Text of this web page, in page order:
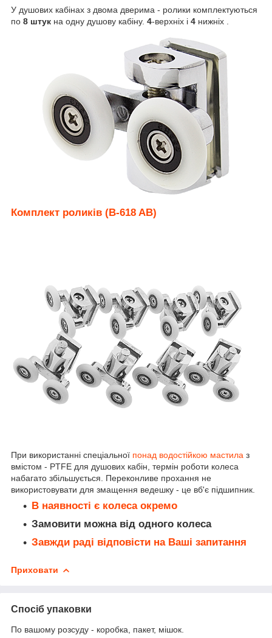
У душових кабінах з двома дверима - ролики комплектуються
по 8 штук на одну душову кабіну. 4-верхніх і 4 нижніх .
Комплект роликів (B-618 AB)
При використанні спеціальної понад водостійкою мастила з
вмістом - PTFE для душових кабін, термін роботи колеса
набагато збільшується. Переконливе прохання не
використовувати для змащення ведешку - це вб'є підшипник.
В наявності є колеса окремо
Замовити можна від одного колеса
Завжди раді відповісти на Ваші запитання
Приховати
Спосіб упаковки
По вашому розсуду - коробка, пакет, мішок.